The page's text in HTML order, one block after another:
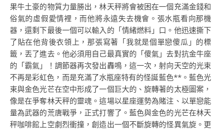
果牛土豪的物質力量勝出，林天秤將會被困在一個充滿金錢和
俗氣的虛假愛情裡，而他將永遠失去機會。張水瓶看向那機
器，還剩下最後一個可以輸入的「情緒燃料」口。他迅速撕下
了貼在他背後衣領上，那張寫著「我就是個單戀傻瓜」的標
籤，丟了進去。他必須用自己最真實的「傻氣」去對抗金牛座
的「霸氣」！調節器再次發出轟鳴，這一次，射向天空的光束
不再是彩虹色，而是充滿了水瓶座特有的怪誕藍色**。藍色光
束與金色光芒在空中形成了一個巨大的、旋轉著的太極圖案，
像是在爭奪林天秤的靈魂。這場以星座運勢為賭注、以單戀能
量為武器的荒唐戰爭，正式打響了。藍色與金色的光芒在林天
秤咖啡館上空劇烈衝撞，創造出一個不斷旋轉的怪異氣旋。更